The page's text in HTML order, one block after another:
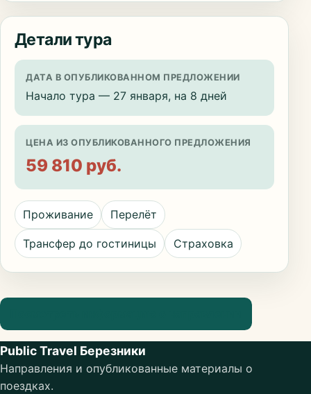
Детали тура
ДАТА В ОПУБЛИКОВАННОМ ПРЕДЛОЖЕНИИ
Начало тура — 27 января, на 8 дней
ЦЕНА ИЗ ОПУБЛИКОВАННОГО ПРЕДЛОЖЕНИЯ
59 810 руб.
Проживание Перелёт
Трансфер до гостиницы Страховка
Public Travel Березники
Направления и опубликованные материалы о
поездках.